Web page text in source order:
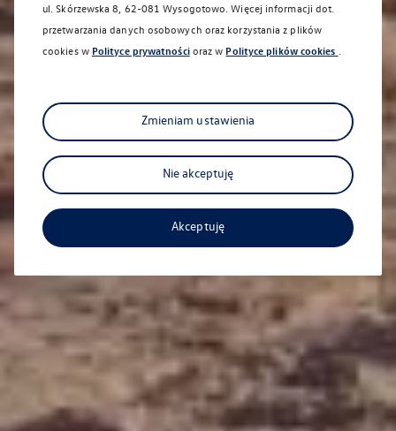
Sprawdź co dla Ciebie
przygotowaliśmy
Aktualna oferta serwisowa
Profesjonalna opieka nad Twoim pojazdem z
ul. Skórzewska 8, 62-081 Wysogotowo . Więcej informacji dot.
przetwarzania danych osobowych oraz korzystania z plików
cookies w Polityce prywatnościoraz w Polityce plików cookies
Zmieniam ustawienia
Nie akceptuję
Akceptuję